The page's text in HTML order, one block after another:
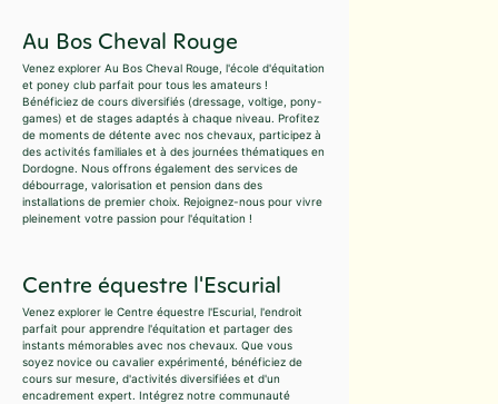
Au Bos Cheval Rouge
Venez explorer Au Bos Cheval Rouge, l'école d'équitation
et poney club parfait pour tous les amateurs !
Bénéficiez de cours diversifiés (dressage, voltige, pony-
games) et de stages adaptés à chaque niveau. Profitez
de moments de détente avec nos chevaux, participez à
des activités familiales et à des journées thématiques en
Dordogne. Nous offrons également des services de
débourrage, valorisation et pension dans des
installations de premier choix. Rejoignez-nous pour vivre
pleinement votre passion pour l'équitation !
Centre équestre l'Escurial
Venez explorer le Centre équestre l'Escurial, l'endroit
parfait pour apprendre l'équitation et partager des
instants mémorables avec nos chevaux. Que vous
soyez novice ou cavalier expérimenté, bénéficiez de
cours sur mesure, d'activités diversifiées et d'un
encadrement expert. Intégrez notre communauté